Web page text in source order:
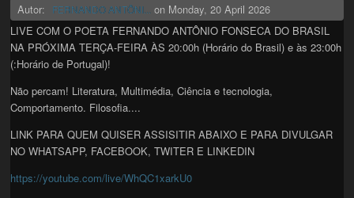
Autor: FERNANDO ANTÔNI... on Monday, 20 April 2026
LIVE COM O POETA FERNANDO ANTÔNIO FONSECA DO BRASIL
NA PRÓXIMA TERÇA-FEIRA ÀS 20:00h (Horário do Brasil) e às 23:00h
(:Horário de Portugal)!
Não percam! Literatura, Multimédia, Ciência e tecnologia,
Comportamento. Filosofia....
LINK PARA QUEM QUISER ASSISITIR ABAIXO E PARA DIVULGAR
NO WHATSAPP, FACEBOOK, TWITER E LINKEDIN
https://youtube.com/live/WhQC1xarkU0